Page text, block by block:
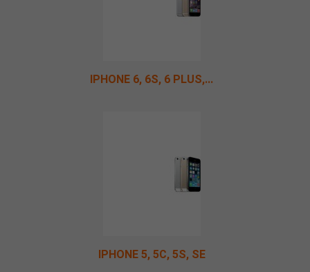
IPHONE 6, 6S, 6 PLUS,...
IPHONE 5, 5C, 5S, SE